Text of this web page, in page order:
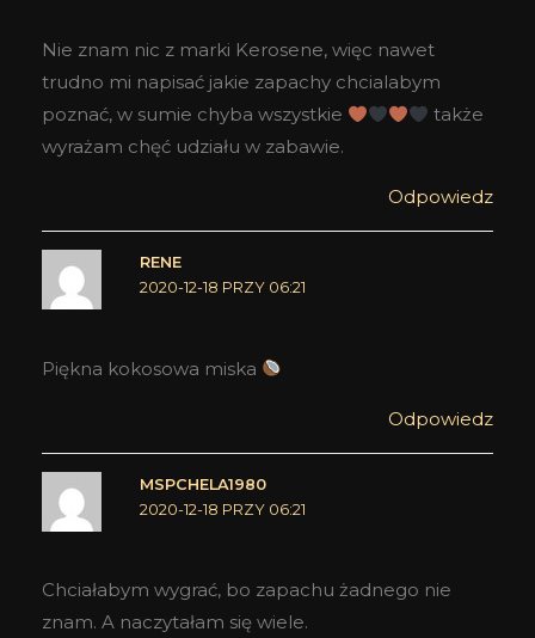
Nie znam nic z marki Kerosene, więc nawet
trudno mi napisać jakie zapachy chcialabym
poznać, w sumie chyba wszystkie
także
wyrażam chęć udziału w zabawie.
Odpowiedz
RENE
2020-12-18 PRZY 06:21
Piękna kokosowa miska
Odpowiedz
MSPCHELA1980
2020-12-18 PRZY 06:21
Chciałabym wygrać, bo zapachu żadnego nie
znam. A naczytałam się wiele.